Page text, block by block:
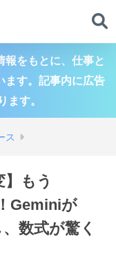
報をもとに、仕事と
ます。記事内に広告
ます。
ス
】もう
Geminiが
数式が驚く